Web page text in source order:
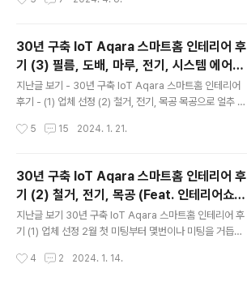
하는 방법이 있어서 소개하고자 글을 올려봅니다..
를 뿜어내면서 죽어버린다는 치명적인 이슈죠. 보통 80,0
저도 기가막히게 80,000km를 넘기자마자 83,387km
에서 죽었습니다. 이정도라면 리콜이 되어야하는 게 아닌
가 싶은데.. 무튼 지금까지 테슬라 정책으로는 8년 보증기
간 내의 경우 배터리 교체 대응입니다. 모델S와 모델X의
고전압 배터리 고장 오류는 위 사진과 같은 에러를 뿜어냅
면 좋겠습니다. 그리고 뻗어버린 차들의 공통점은 1. 8만
30년 구축 IoT Aqara 스마트홈 인테리어 후
기 (3) 필름, 도배, 마루, 전기, 시스템 에어컨
(Feat. 인테리어쇼) 그리드디자인 인쇼스타
일
지난글 보기 - 30년 구축 IoT Aqara 스마트홈 인테리어
후기 - (1) 업체 선정 (2) 철거, 전기, 목공 목공으로 얼추 집
리가 들어갑니다. 필름 시공 과정이 조금 독특했는데, 맞댐
(?) 작업을 해줍니다. 필름과 필름이 맞대어지는 곳은, 수축
과 팽창으로 벌어져서 뒤에 목공면이 보이게 되는데 미리
필름과 필름 사이 공간에 필름을 작은 면적으로 깔아줘서,
필름이 벌어져도 뒤에 필름이 보여 티가 안나게 합니다. 이
러면 장점이, 필름 시공시 어쩔 수 없이 생기는 분절라인이
을 느낄 수 있게 됩니다. 대신 공수가 더 많이 드므로 돈이 ..
5 15 2024. 1. 21.
30년 구축 IoT Aqara 스마트홈 인테리어 후
기 (2) 철거, 전기, 목공 (Feat. 인테리어쇼)
그리드디자인 인쇼스타일
지난글 보기 30년 구축 IoT Aqara 스마트홈 인테리어 후
기 (1) 업체 선정 2월 첫 미팅부터 몇번이나 미팅을 거듭한
이 다가왔습니다. 공사 안내문도 붙으니 이제 인테리어 공
4 2 2024. 1. 14.